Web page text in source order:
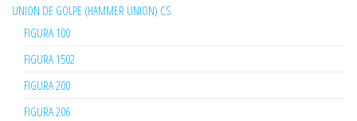
UNION DE GOLPE (HAMMER UNION) CS
FIGURA 100
FIGURA 1502
FIGURA 200
FIGURA 206